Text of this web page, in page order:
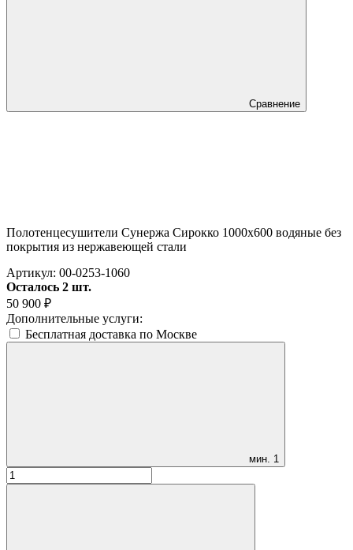
Сравнение
Полотенцесушители Сунержа Сирокко 1000х600 водяные без
покрытия из нержавеющей стали
Артикул: 00-0253-1060
Осталось 2 шт.
50 900 ₽
Дополнительные услуги:
Бесплатная доставка по Москве
мин. 1